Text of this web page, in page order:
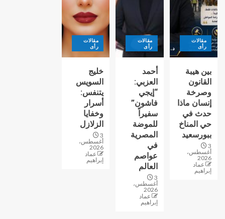
مقالات
رأى
بين هيبة
القانون
وصرخة
إنسان ماذا
حدث في
حي المناخ
ببورسعيد
3
أغسطس،
2026
عماد
إبراهيم
مقالات
رأى
أحمد
العزبي:
“إيجي
فاشون”
سفيراً
للموضة
المصرية
في
عواصم
العالم
3
أغسطس،
2026
عماد
إبراهيم
مقالات
رأى
خليج
السويس
يتنفس:
أسرار
وخفايا
الزلازل
3
أغسطس،
2026
عماد
إبراهيم